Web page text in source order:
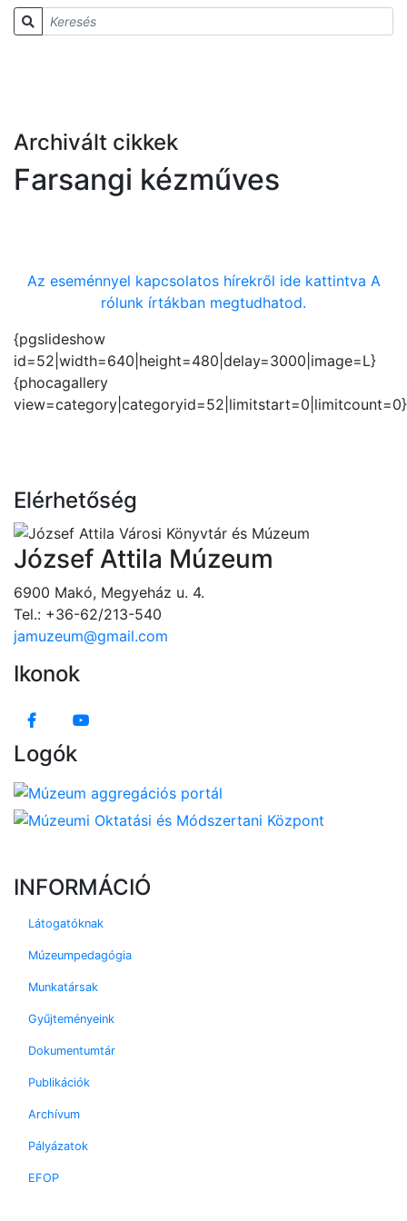
Archivált cikkek
Farsangi kézműves
Az eseménnyel kapcsolatos hírekről ide kattintva A
rólunk írtákban megtudhatod.
{pgslideshow
id=52|width=640|height=480|delay=3000|image=L}
{phocagallery
view=category|categoryid=52|limitstart=0|limitcount=0}
Elérhetőség
József Attila Múzeum
6900 Makó, Megyeház u. 4.
Tel.: +36-62/213-540
jamuzeum@gmail.com
Ikonok
Logók
INFORMÁCIÓ
Látogatóknak
Múzeumpedagógia
Munkatársak
Gyűjteményeink
Dokumentumtár
Publikációk
Archívum
Pályázatok
EFOP